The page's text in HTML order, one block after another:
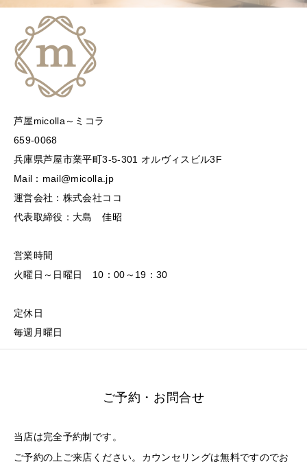
芦屋micolla～ミコラ
659-0068
兵庫県芦屋市業平町3-5-301 オルヴィスビル3F
Mail：mail@micolla.jp
運営会社：株式会社ココ
代表取締役：大島 佳昭
営業時間
火曜日～日曜日 10：00～19：30
定休日
毎週月曜日
ご予約・お問合せ
当店は完全予約制です。
ご予約の上ご来店ください。カウンセリングは無料ですのでお